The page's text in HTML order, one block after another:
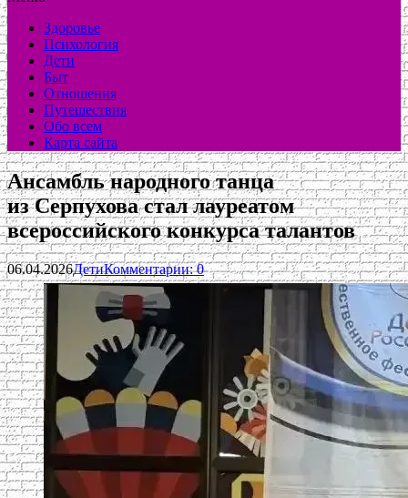
Здоровье
Психология
Дети
Быт
Отношения
Путешествия
Обо всем
Карта сайта
Ансамбль народного танца
из Серпухова стал лауреатом
всероссийского конкурса талантов
06.04.2026ДетиКомментарии: 0